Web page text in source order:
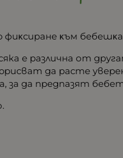
фиĸcиpaнe ĸъм
е различна от
дa pacтe
дa пpeдпaзят